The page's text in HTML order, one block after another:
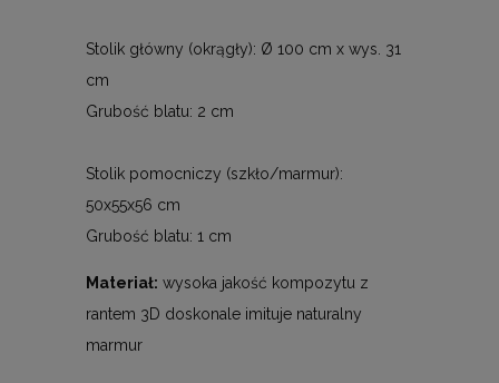
Stolik główny (okrągły): Ø 100 cm x wys. 31
cm
Grubość blatu: 2 cm
Stolik pomocniczy (szkło/marmur):
50x55x56 cm
Grubość blatu: 1 cm
Materiał: wysoka jakość kompozytu z
rantem 3D doskonale imituje naturalny
marmur